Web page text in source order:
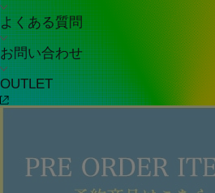
よくある質問
お問い合わせ
OUTLET